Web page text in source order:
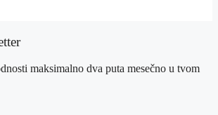
maksimalno dva puta mesečno u tvom